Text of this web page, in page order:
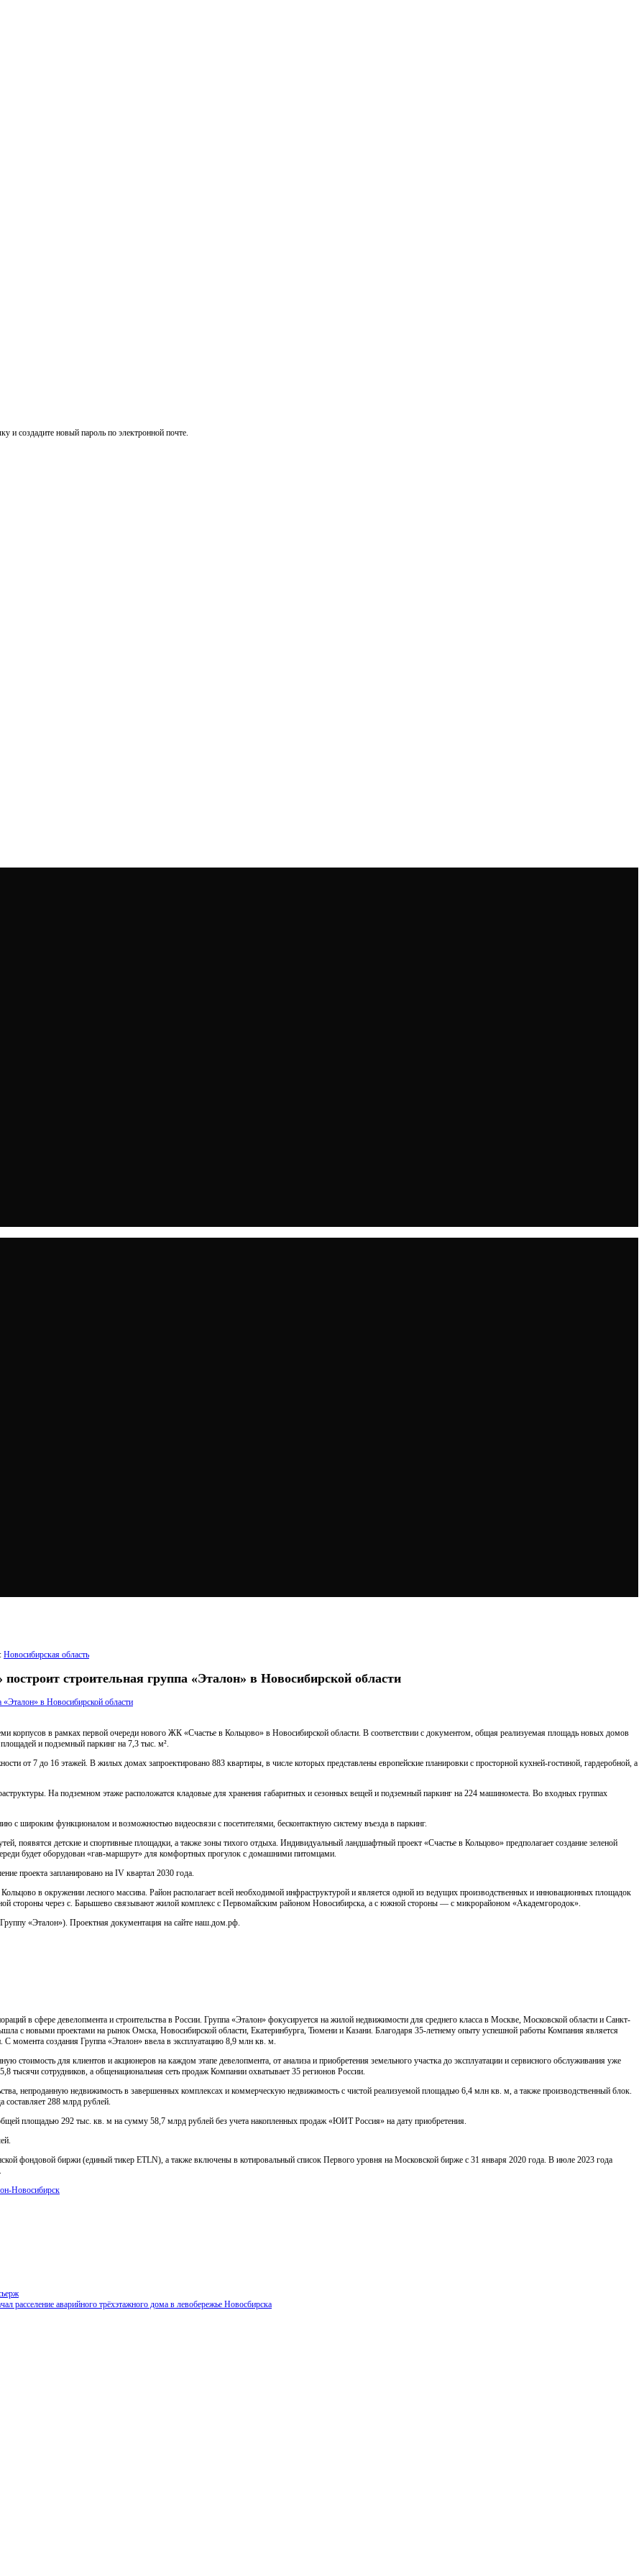
и создадите новый пароль по электронной почте.
Новосибирская область
строительная группа «Эталон» в Новосибирской области
корпусов в рамках первой очереди нового ЖК «Счастье в Кольцово» в Новосибирской области. В соответствии с документом, общая реализуемая площадь новых домов
и подземный паркинг на 7,3 тыс. м².
от 7 до 16 этажей. В жилых домах запроектировано 883 квартиры, в числе которых представлены европейские планировки с просторной кухней-гостиной, гардеробной, а
На подземном этаже расположатся кладовые для хранения габаритных и сезонных вещей и подземный паркинг на 224 машиноместа. Во входных группах
функционалом и возможностью видеосвязи с посетителями, бесконтактную систему въезда в паркинг.
появятся детские и спортивные площадки, а также зоны тихого отдыха. Индивидуальный ландшафтный проект «Счастье в Кольцово» предполагает создание зеленой
будет оборудован «гав-маршрут» для комфортных прогулок с домашними питомцами.
проекта запланировано на IV квартал 2030 года.
в окружении лесного массива. Район располагает всей необходимой инфраструктурой и является одной из ведущих производственных и инновационных площадок
стороны через с. Барышево связывают жилой комплекс с Первомайским районом Новосибирска, а с южной стороны — с микрорайоном «Академгородок».
«Эталон»). Проектная документация на сайте наш.дом.рф.
в сфере девелопмента и строительства в России. Группа «Эталон» фокусируется на жилой недвижимости для среднего класса в Москве, Московской области и Санкт-
с новыми проектами на рынок Омска, Новосибирской области, Екатеринбурга, Тюмени и Казани. Благодаря 35-летнему опыту успешной работы Компания является
момента создания Группа «Эталон» ввела в эксплуатацию 8,9 млн кв. м.
стоимость для клиентов и акционеров на каждом этапе девелопмента, от анализа и приобретения земельного участка до эксплуатации и сервисного обслуживания уже
тысячи сотрудников, а общенациональная сеть продаж Компании охватывает 35 регионов России.
непроданную недвижимость в завершенных комплексах и коммерческую недвижимость с чистой реализуемой площадью 6,4 млн кв. м, а также производственный блок.
составляет 288 млрд рублей.
площадью 292 тыс. кв. м на сумму 58,7 млрд рублей без учета накопленных продаж «ЮИТ Россия» на дату приобретения.
фондовой биржи (единый тикер ETLN), а также включены в котировальный список Первого уровня на Московской бирже с 31 января 2020 года. В июле 2023 года
Новосибирск
расселение аварийного трёхэтажного дома в левобережье Новосбирска